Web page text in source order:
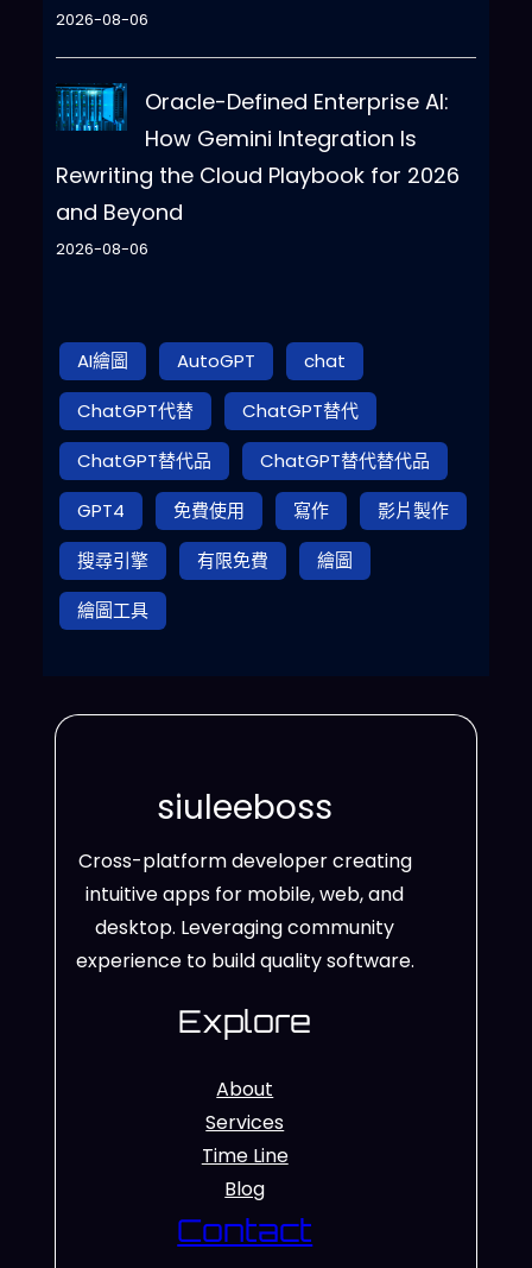
2026-08-06
Oracle-Defined Enterprise AI:
How Gemini Integration Is
Rewriting the Cloud Playbook for 2026
and Beyond
2026-08-06
AI繪圖 AutoGPT
chat
ChatGPT代替
ChatGPT替代
ChatGPT替代品
ChatGPT替代替代品
GPT4
免費使用 寫作
影片製作
搜尋引擎
有限免費
繪圖
繪圖工具
siuleeboss
Cross-platform developer creating
intuitive apps for mobile, web, and
desktop. Leveraging community
experience to build quality software.
Explore
About
Services
Time Line
Blog
Contact